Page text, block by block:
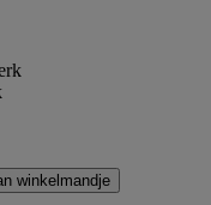
winkelmandje